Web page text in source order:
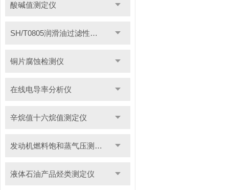
酸碱值测定仪
SH/T0805润滑油过滤性测定仪
铜片腐蚀检测仪
在线电导率分析仪
辛烷值十六烷值测定仪
发动机燃料饱和蒸气压测定仪
液体石油产品烃类测定仪